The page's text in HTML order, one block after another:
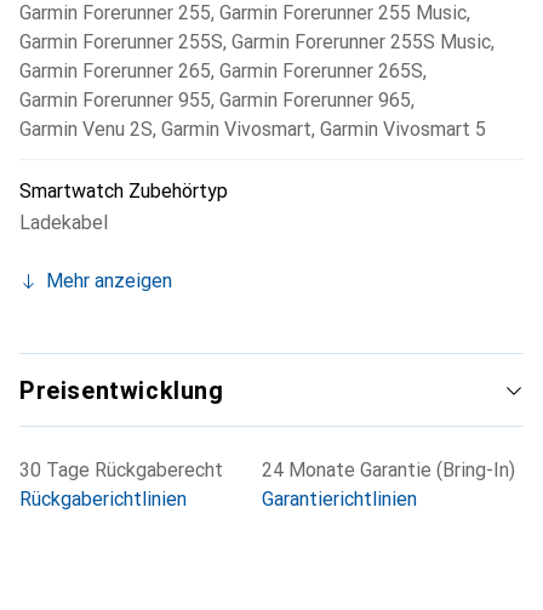
Garmin Forerunner 255, Garmin Forerunner 255 Music,
Garmin Forerunner 255S, Garmin Forerunner 255S Music,
Garmin Forerunner 265, Garmin Forerunner 265S,
Garmin Forerunner 955, Garmin Forerunner 965,
Garmin Venu 2S, Garmin Vivosmart, Garmin Vivosmart 5
Smartwatch Zubehörtyp
Ladekabel
Mehr anzeigen
Preisentwicklung
30 Tage Rückgaberecht
Rückgaberichtlinien
24 Monate Garantie (Bring-In)
Garantierichtlinien